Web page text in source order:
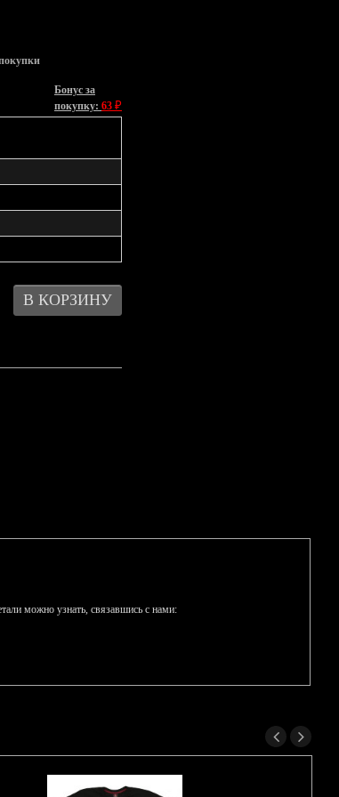
Бонус за
покупку: 63 ₽
можно узнать, связавшись с нами: